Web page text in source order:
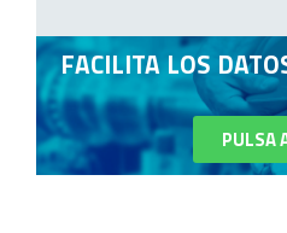
FACILITA LOS
PULSA